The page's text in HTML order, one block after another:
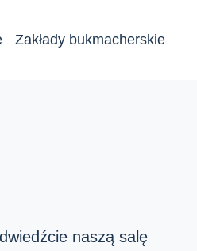
Zakłady bukmacherskie
naszą salę